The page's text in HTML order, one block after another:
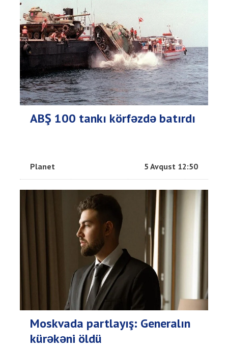
ABŞ 100 tankı körfəzdə batırdı
Planet 5 Avqust 12:50
Moskvada partlayış: Generalın
kürəkəni öldü